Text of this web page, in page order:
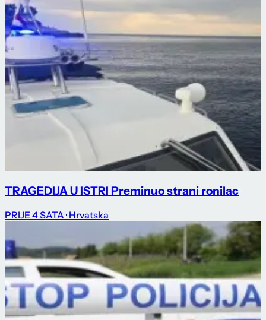
TRAGEDIJA U ISTRI Preminuo strani ronilac
PRIJE 4 SATA · Hrvatska